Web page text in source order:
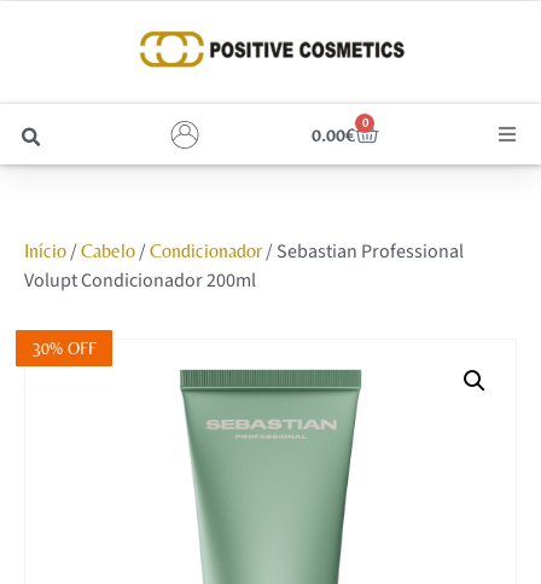
0.00€
0
Unhas
Início/ Cabelo/ Condicionador/ Sebastian Professional
Volupt Condicionador 200ml
30% OFF